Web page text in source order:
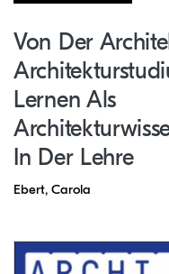
Von Der
Lernen Als
In Der Lehre
Ebert, Carola